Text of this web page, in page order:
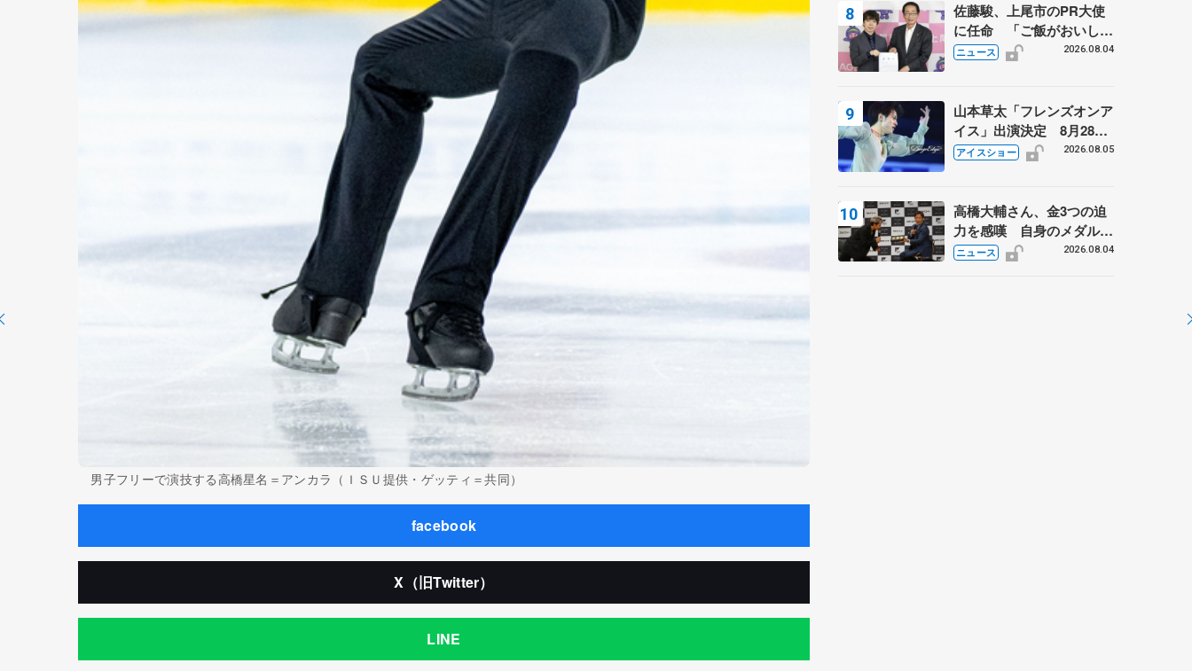
男子フリーで演技する高橋星名＝アンカラ（ＩＳＵ提供・ゲッティ＝共同）
facebook
X（旧Twitter）
LINE
佐藤駿、上尾市のPR大使
に任命 「ご飯がおいし
く、住みやすいのが魅力」
ニュース 2026.08.04
山本草太「フレンズオンア
イス」出演決定 8月28日
（金）2公演のみ 荒川静
アイスショー 2026.08.05
高橋大輔さん、金3つの迫
力を感嘆 自身のメダルは
「どちらに？」 〝リス兄
ニュース 2026.08.04